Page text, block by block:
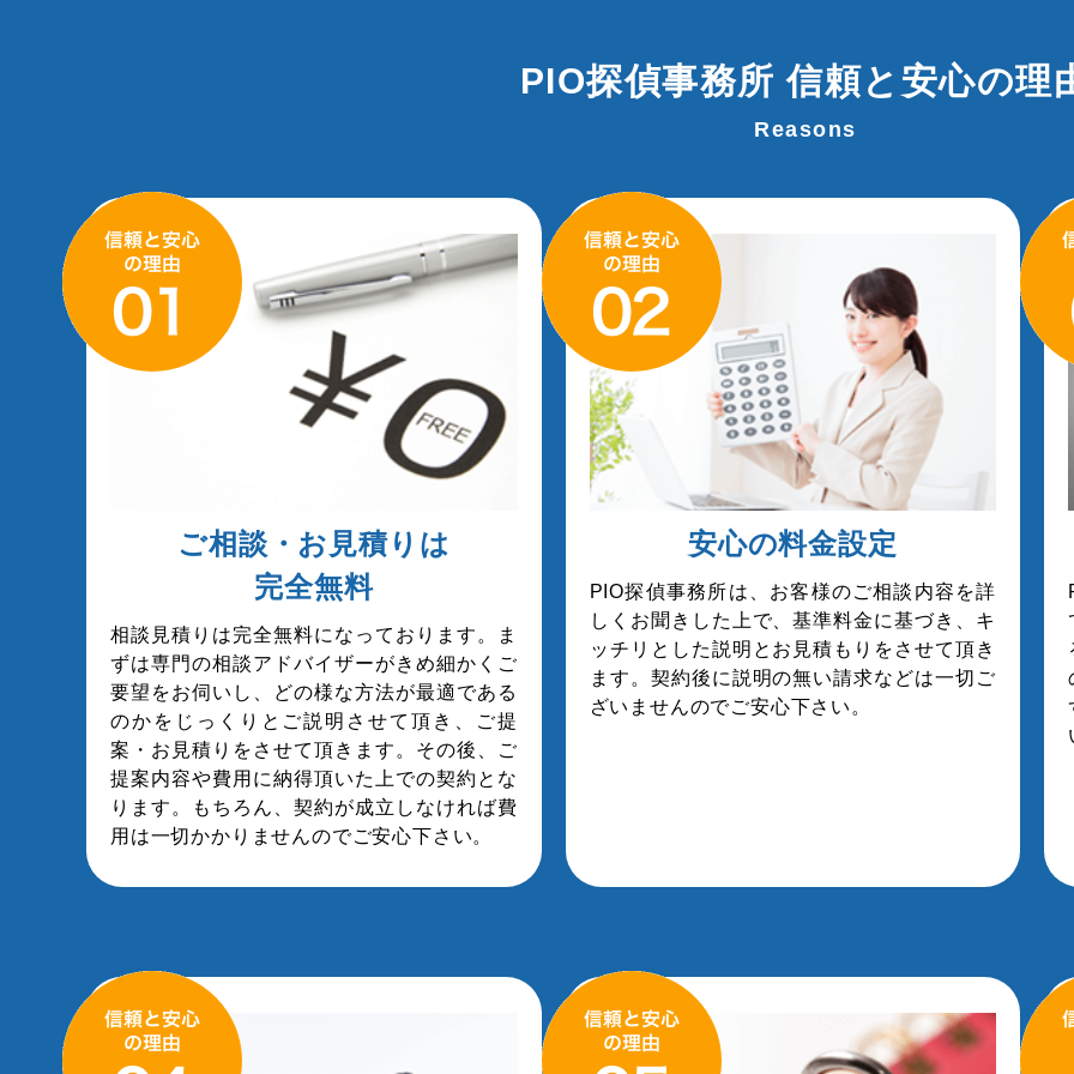
PIO探偵事務所信頼と安心の理
ご相談・お見積りは
完全無料
相談見積りは完全無料になっております。ま
ずは専門の相談アドバイザーがきめ細かくご
要望をお伺いし、どの様な方法が最適である
のかをじっくりとご説明させて頂き、ご提
案・お見積りをさせて頂きます。その後、ご
提案内容や費用に納得頂いた上での契約とな
ります。もちろん、契約が成立しなければ費
用は一切かかりませんのでご安心下さい。
安心の料金設定
PIO探偵事務所は、お客様のご相談内容を詳
しくお聞きした上で、基準料金に基づき、キ
ッチリとした説明とお見積もりをさせて頂き
ます。契約後に説明の無い請求などは一切ご
ざいませんのでご安心下さい。